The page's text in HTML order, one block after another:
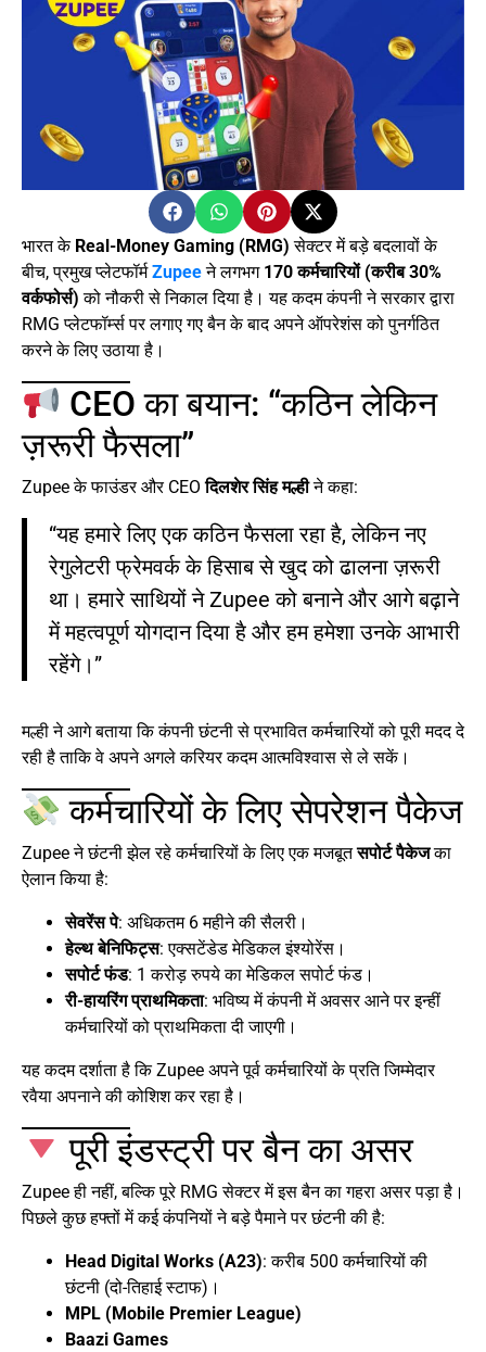
भारत के Real-Money Gaming (RMG) सेक्टर में बड़े बदलावों के
बीच, प्रमुख प्लेटफॉर्मZupeeने लगभग 170 कर्मचारियों (करीब 30%
वर्कफोर्स) को नौकरी से निकाल दिया है। यह कदम कंपनी ने सरकार द्वारा
RMG प्लेटफॉर्म्स पर लगाए गए बैन के बाद अपने ऑपरेशंस को पुनर्गठित
करने के लिए उठाया है।
CEO का बयान: “कठिन लेकिन
ज़रूरी फैसला”
Zupee के फाउंडर और CEOदिलशेर सिंह मल्हीने कहा:
“यह हमारे लिए एक कठिन फैसला रहा है, लेकिन नए
रेगुलेटरी फ्रेमवर्क के हिसाब से खुद को ढालना ज़रूरी
था। हमारे साथियों ने Zupee को बनाने और आगे बढ़ाने
में महत्वपूर्ण योगदान दिया है और हम हमेशा उनके आभारी
रहेंगे।”
मल्ही ने आगे बताया कि कंपनी छंटनी से प्रभावित कर्मचारियों को पूरी मदद दे
रही है ताकि वे अपने अगले करियर कदम आत्मविश्वास से ले सकें।
कर्मचारियों के लिए सेपरेशन पैकेज
Zupee ने छंटनी झेल रहे कर्मचारियों के लिए एक मजबूतसपोर्ट पैकेजका
ऐलान किया है:
सेवरेंस पे: अधिकतम 6 महीने की सैलरी।
हेल्थ बेनिफिट्स: एक्सटेंडेड मेडिकल इंश्योरेंस।
सपोर्ट फंड: 1 करोड़ रुपये का मेडिकल सपोर्ट फंड।
री-हायरिंग प्राथमिकता: भविष्य में कंपनी में अवसर आने पर इन्हीं
कर्मचारियों को प्राथमिकता दी जाएगी।
यह कदम दर्शाता है कि Zupee अपने पूर्व कर्मचारियों के प्रति जिम्मेदार
रवैया अपनाने की कोशिश कर रहा है।
पूरी इंडस्ट्री पर बैन का असर
Zupee ही नहीं, बल्कि पूरे RMG सेक्टर में इस बैन का गहरा असर पड़ा है।
पिछले कुछ हफ्तों में कई कंपनियों ने बड़े पैमाने पर छंटनी की है:
Head Digital Works (A23): करीब 500 कर्मचारियों की
छंटनी (दो-तिहाई स्टाफ)।
MPL (Mobile Premier League)
Baazi Games